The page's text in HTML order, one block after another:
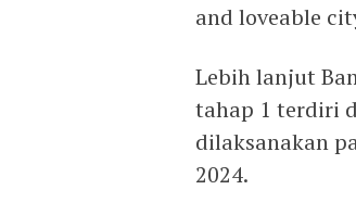
and loveable
Lebih lanjut
tahap 1 terdiri
dilaksanakan
2024.